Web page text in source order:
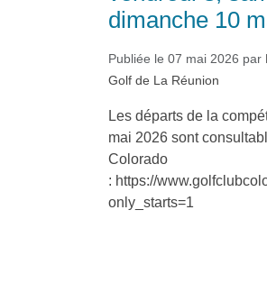
dimanche 10
Publiée le 07 mai 2026 par
Golf de La Réunion
Les départs de la
mai 2026 sont
Colorado
: https://
only_starts=1